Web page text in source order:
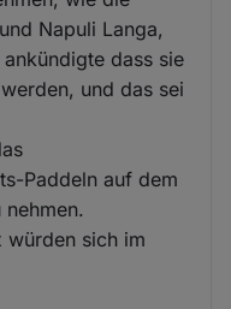
Napuli Langa,
dass sie
und das sei
Paddeln auf dem
würden sich im